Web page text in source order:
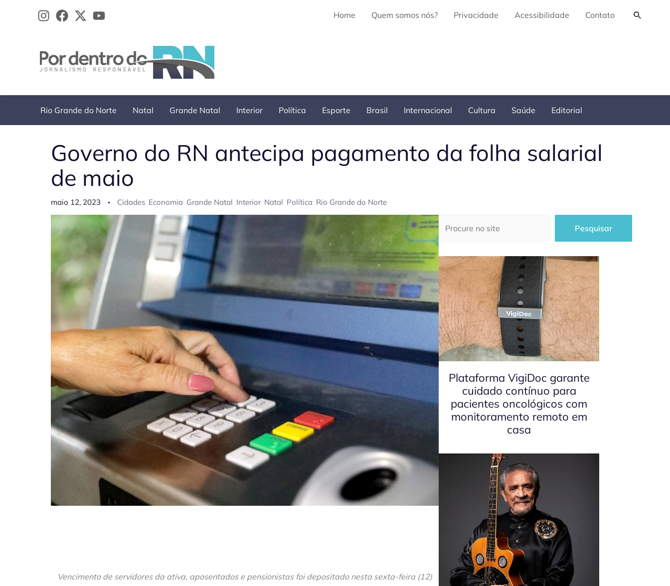
Home Quem somos nós? Privacidade Acessibilidade Contato
Rio Grande do Norte Natal Grande Natal Interior Política Esporte Brasil Internacional Cultura Saúde Editorial
Governo do RN antecipa pagamento da folha salarial
de maio
maio 12, 2023 Cidades Economia Grande Natal Interior Natal Política Rio Grande do Norte
Vencimento de servidores da ativa, aposentados e pensionistas foi depositado nesta sexta-feira (12)
Pesquisar
Pesquisar
Plataforma VigiDoc garante
cuidado contínuo para
pacientes oncológicos com
monitoramento remoto em
casa